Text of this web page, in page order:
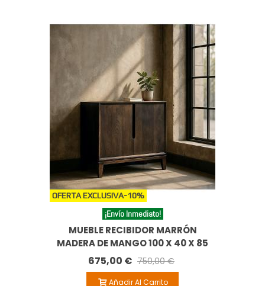
OFERTA EXCLUSIVA-10%
¡Envío Inmediato!
MUEBLE RECIBIDOR MARRÓN
MADERA DE MANGO 100 X 40 X 85
CM
675,00 € 750,00 €
Añadir Al Carrito